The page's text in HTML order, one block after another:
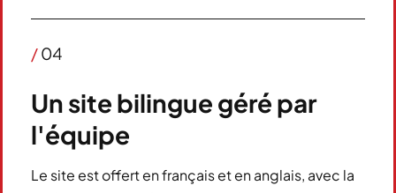
/04
Un site bilingue géré par
l'équipe
Le site est offert en français et en anglais, avec la